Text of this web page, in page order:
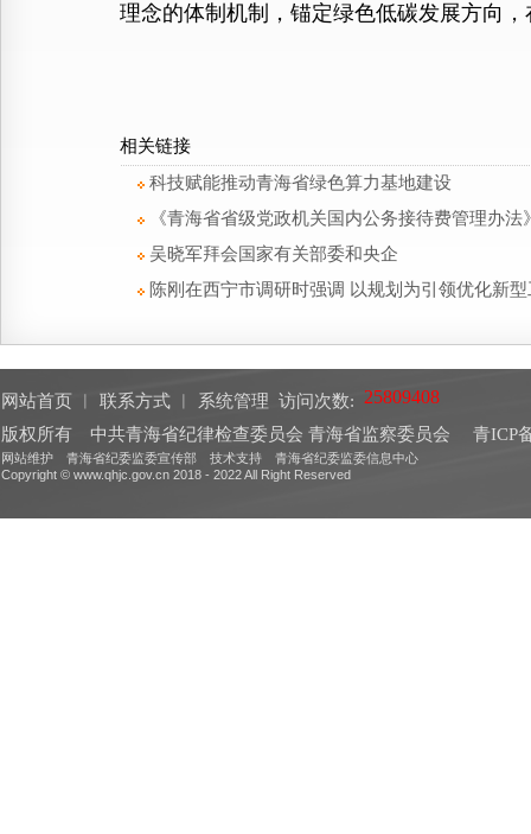
理念的体制机制，锚定绿色低碳发展方向
相关链接
科技赋能推动青海省绿色算力基地建设
《青海省省级党政机关国内公务接待费管理办法
吴晓军拜会国家有关部委和央企
陈刚在西宁市调研时强调 以规划为引领优化新
网站首页 联系方式 系统管理 访问次数:
版权所有 中共青海省纪律检查委员会 青海省监察委员会
青ICP
网站维护 青海省纪委监委宣传部 技术支持 青海省纪委监委信息中心
Copyright © www.qhjc.gov.cn 2018 - 2022 All Right Reserved